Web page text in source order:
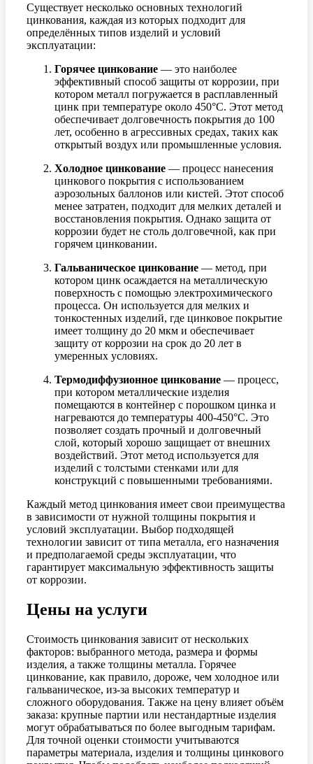
Существует несколько основных технологий
цинкования, каждая из которых подходит для
определённых типов изделий и условий
эксплуатации:
Горячее цинкование — это наиболее
эффективный способ защиты от коррозии, при
котором металл погружается в расплавленный
цинк при температуре около 450°C. Этот метод
обеспечивает долговечность покрытия до 100
лет, особенно в агрессивных средах, таких как
открытый воздух или промышленные условия.
Холодное цинкование — процесс нанесения
цинкового покрытия с использованием
аэрозольных баллонов или кистей. Этот способ
менее затратен, подходит для мелких деталей и
восстановления покрытия. Однако защита от
коррозии будет не столь долговечной, как при
горячем цинковании.
Гальваническое цинкование — метод, при
котором цинк осаждается на металлическую
поверхность с помощью электрохимического
процесса. Он используется для мелких и
тонкостенных изделий, где цинковое покрытие
имеет толщину до 20 мкм и обеспечивает
защиту от коррозии на срок до 20 лет в
умеренных условиях.
Термодиффузионное цинкование — процесс,
при котором металлические изделия
помещаются в контейнер с порошком цинка и
нагреваются до температуры 400-450°C. Это
позволяет создать прочный и долговечный
слой, который хорошо защищает от внешних
воздействий. Этот метод используется для
изделий с толстыми стенками или для
конструкций с повышенными требованиями.
Каждый метод цинкования имеет свои преимущества
в зависимости от нужной толщины покрытия и
условий эксплуатации. Выбор подходящей
технологии зависит от типа металла, его назначения
и предполагаемой среды эксплуатации, что
гарантирует максимальную эффективность защиты
от коррозии.
Цены на услуги
Стоимость цинкования зависит от нескольких
факторов: выбранного метода, размера и формы
изделия, а также толщины металла. Горячее
цинкование, как правило, дороже, чем холодное или
гальваническое, из-за высоких температур и
сложного оборудования. Также на цену влияет объём
заказа: крупные партии или нестандартные изделия
могут обрабатываться по более выгодным тарифам.
Для точной оценки стоимости учитываются
параметры материала, изделия и толщины цинкового